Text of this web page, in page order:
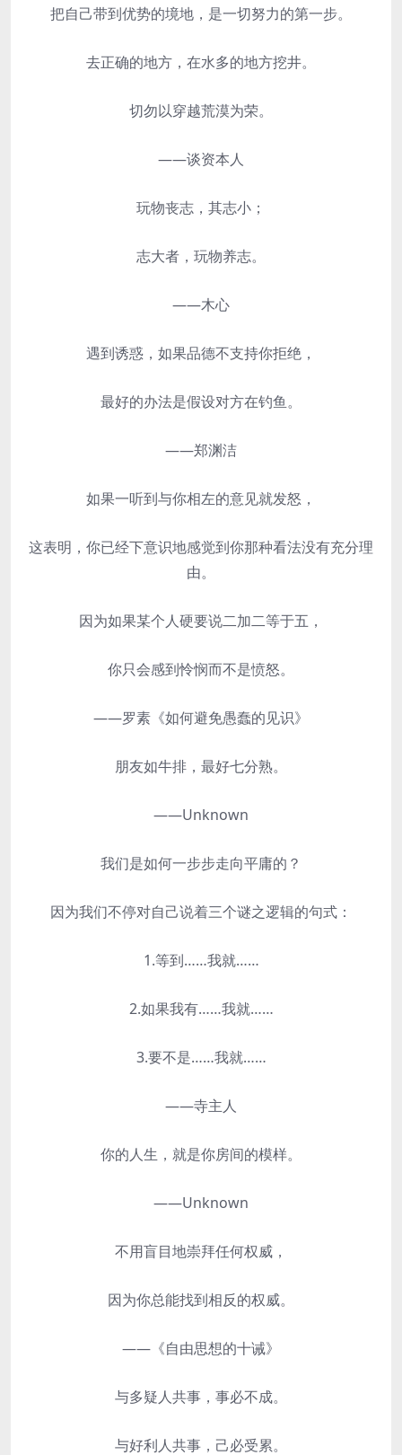
把自己带到优势的境地，是一切努力的第一步。
去正确的地方，在水多的地方挖井。
切勿以穿越荒漠为荣。
——谈资本人
玩物丧志，其志小；
志大者，玩物养志。
——木心
遇到诱惑，如果品德不支持你拒绝，
最好的办法是假设对方在钓鱼。
——郑渊洁
如果一听到与你相左的意见就发怒，
这表明，你已经下意识地感觉到你那种看法没有充分理
由。
因为如果某个人硬要说二加二等于五，
你只会感到怜悯而不是愤怒。
——罗素《如何避免愚蠢的见识》
朋友如牛排，最好七分熟。
——Unknown
我们是如何一步步走向平庸的？
因为我们不停对自己说着三个谜之逻辑的句式：
1.等到……我就……
2.如果我有……我就……
3.要不是……我就……
——寺主人
你的人生，就是你房间的模样。
——Unknown
不用盲目地崇拜任何权威，
因为你总能找到相反的权威。
——《自由思想的十诫》
与多疑人共事，事必不成。
与好利人共事，己必受累。